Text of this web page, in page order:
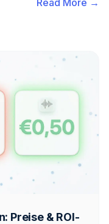
Preise & ROI-